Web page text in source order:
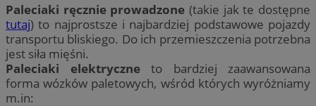
Paleciaki ręcznie prowadzone (takie jak te dostępne
tutaj) to najprostsze i najbardziej podstawowe pojazdy
transportu bliskiego. Do ich przemieszczenia potrzebna
jest siła mięśni.
Paleciaki elektryczneto bardziej zaawansowana
forma wózków paletowych, wśród których wyróżniamy
m.in: